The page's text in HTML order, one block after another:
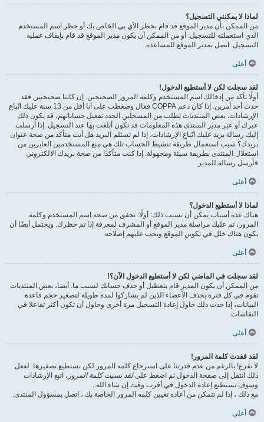
لماذا لا يمكنني التسجيل؟
من الممكن بأن مدير الموقع قد قام بحظر الآي بي الخاص بك أو حظر اسم المستخدم
الذي استعملته للتسجيل. أو من الممكن أن يكون مدير الموقع قد قام بإيقاف عمليه
التسجيل. اتصل بمدير الموقع للمساعدة.
أعلى
لقد سجلت لكن لا أستطيع الدخول!
أولًا تأكد من إدخالك اسم المستخدم وكلمة المرور الصحيحين. إن كانتا صحيحتين فقد
حدث أحد أمرين. إذا كان دعم COPPA فعال وضغطت على أنا أقل من 13 سنة عليك اتّباع
الإرشادات. بعض المنتديات تطلب من المسجلين الجدد تفعيل حساباتهم، قد يكون ذلك
عبرك أو عبر مدير المنتدى هذه المعلومات قد تكون أبلغت بها عند التسجيل. إذا أرسلت
إليك رسالة بريد عليك اتّباع الإرشادات، إذا لم تستلم البريد هل أنت متأكد من صحة عنوان
بريدك؟ سبب استعمال طريقة تنشيط الحساب تلك هي منع المستخدمين العابرين من
استغلال المنتدى بطريقة سيئة ومجهولة. إذا كنت متأكدًا من صحة بريدك الالكتروني
فأرسل رسالة للمدير.
أعلى
لماذا لا أستطيع الدخول؟
هناك عدة أسباب يمكن أن تسبب ذلك: أولًا: تحقق من صحة اسم المستخدم وكلمة
المرور، ثم عليك مراسلة مدير الموقع أو المشرف لمعرفة إذا تم حظرك. ويحتمل أيضًا أن
يكون هناك خلل في تكوين الموقع ويجب عليهم إصلاحه.
أعلى
لقد سجلت في الماضي لكن لا أستطيع الدخول الآن؟!
من الممكن أن يكون المدير قام بتعطيل أو حذف حسابك لسبب ما. أيضا، بعض المنتديات
تقوم في كل فترة بحذف الأعضاء الذين لم يشاركوا لمدة طويلة لتصغير حجم قاعدة
البيانات، إذا حدث ذلك حاول إعادة التسجيل مرة أخرى وحاول أن تكون أكثر تفاعلا في
النقاشات.
أعلى
لقد فقدت كلمة المرور!
لا تفزع! بالرغم من عدم قدرتنا على استرجاع كلمة المرور لكن نستطيع تصفيرها. لفعل
ذلك انتقل إلى صفحة الدخول ثم اضغط علىلقد نسيت كلمة المرور ، اتبع الإرشادات
وسوف تستطيع إعادة الدخول في أقرب وقت إن شاء الله..
مع ذلك ، إذا لم تتمكن من أعاده تعيين كلمه المرور الخاصة بك ، اتصل بمسؤول المنتدى.
أعلى